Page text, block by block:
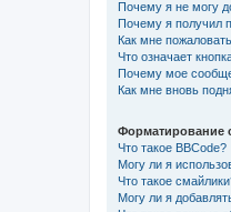
Почему я не могу
Почему я получил
Как мне
Что означает
Почему мое
Как мне вновь
Форматирование
Что такое BBCode?
Могу ли я
Что такое
Могу ли я